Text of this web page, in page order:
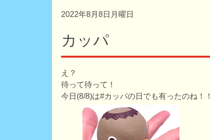
2022年8月8日月曜日
カッパ
え？
待って待って！
今日(8/8)は#カッパの日でも有ったのね！！